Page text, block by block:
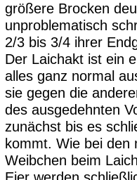
größere Brocken
unproblematisch
2/3 bis 3/4 ihrer
Der Laichakt ist ein
alles ganz normal
sie gegen die
des ausgedehnten
zunächst bis es
kommt. Wie bei den
Weibchen beim